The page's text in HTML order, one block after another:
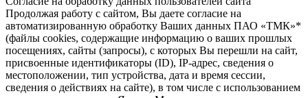
Продолжая работу с сайтом, Вы даете согласие на
автоматизированную обработку Ваших данных ПАО «ТМК»*
(файлы cookies, содержащие информацию о ваших прошлых
посещениях, сайты (запросы), с которых Вы перешли на сайт,
присвоенные идентификаторы (ID), IP-адрес, сведения о
местоположении, тип устройства, дата и время сессии,
сведения о действиях на сайте), в том числе с использованием